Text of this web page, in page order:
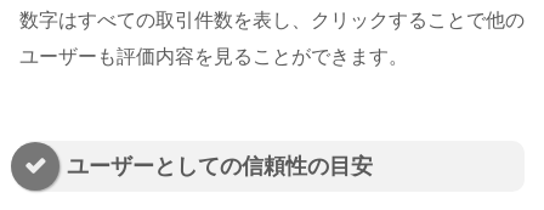
数字はすべての取引件数を表し、クリックすることで他の
ユーザーも評価内容を見ることができます。
ユーザーとしての信頼性の目安